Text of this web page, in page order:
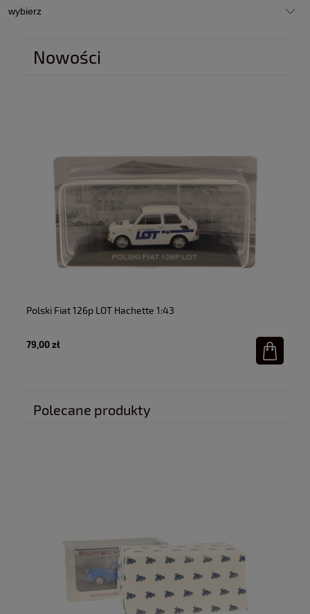
Nowości
Polski Fiat 126p LOT Hachette 1:43
79,00 zł
Polecane produkty